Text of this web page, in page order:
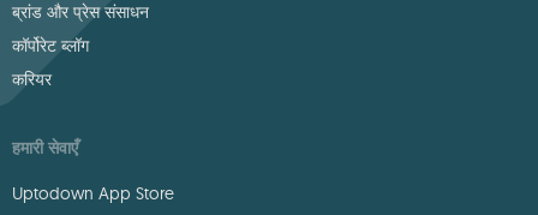
ब्रांड और प्रेस संसाधन
कॉर्पोरेट ब्लॉग
करियर
हमारी सेवाएँ
Uptodown App Store